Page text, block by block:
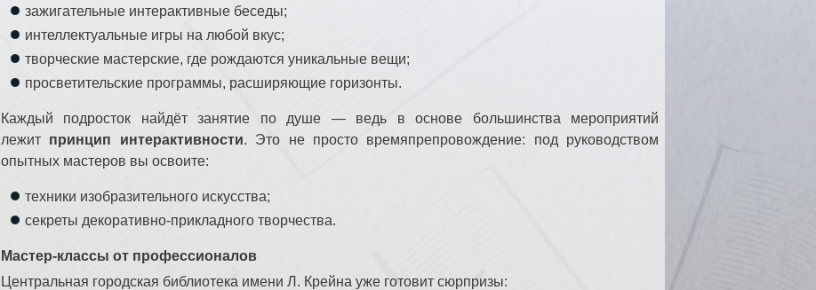
зажигательные интерактивные беседы;
интеллектуальные игры на любой вкус;
творческие мастерские, где рождаются уникальные вещи;
просветительские программы, расширяющие горизонты.
Каждый подросток найдёт занятие по душе — ведь в основе большинства мероприятий
лежит принцип интерактивности. Это не просто времяпрепровождение: под руководством
опытных мастеров вы освоите:
техники изобразительного искусства;
секреты декоративно‑прикладного творчества.
Мастер‑классы от профессионалов
Центральная городская библиотека имени Л. Крейна уже готовит сюрпризы: